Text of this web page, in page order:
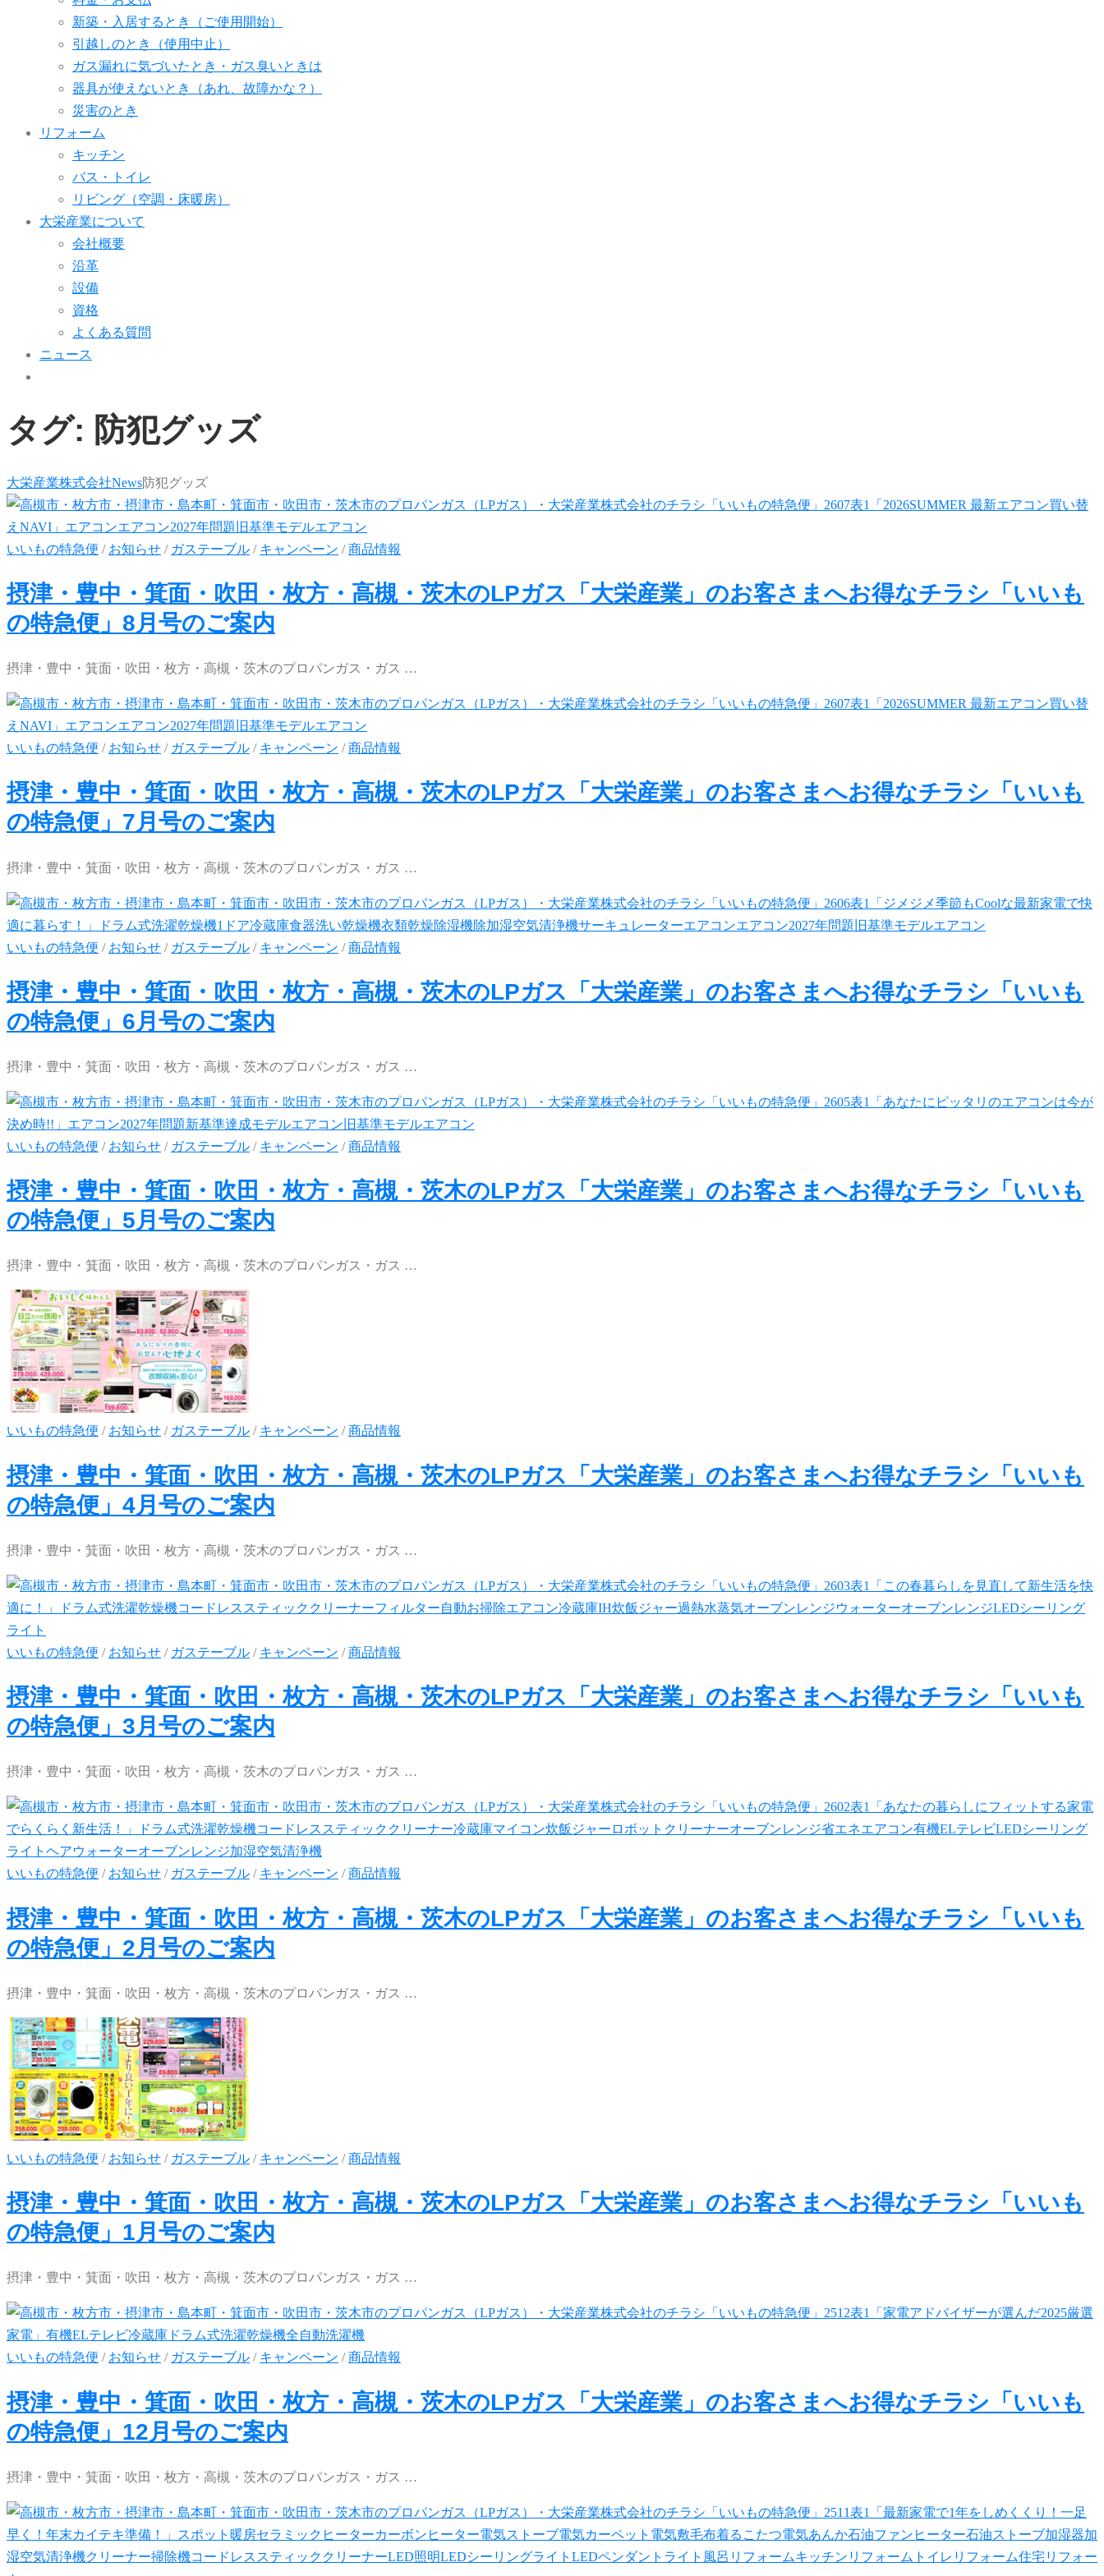
新築・入居するとき（ご使用開始）
引越しのとき（使用中止）
ガス漏れに気づいたとき・ガス臭いときは
器具が使えないとき（あれ、故障かな？）
災害のとき
リフォーム
キッチン
バス・トイレ
リビング（空調・床暖房）
大栄産業について
会社概要
沿革
設備
資格
よくある質問
ニュース
タグ: 防犯グッズ
大栄産業株式会社News防犯グッズ
いいもの特急便 / お知らせ / ガステーブル / キャンペーン /商品情報
摂津・豊中・箕面・吹田・枚方・高槻・茨木のLPガス「大栄産業」のお客さまへお得なチラシ「いいも
の特急便」8月号のご案内
摂津・豊中・箕面・吹田・枚方・高槻・茨木のプロパンガス・ガス …
いいもの特急便 / お知らせ / ガステーブル / キャンペーン /商品情報
摂津・豊中・箕面・吹田・枚方・高槻・茨木のLPガス「大栄産業」のお客さまへお得なチラシ「いいも
の特急便」7月号のご案内
摂津・豊中・箕面・吹田・枚方・高槻・茨木のプロパンガス・ガス …
いいもの特急便 / お知らせ / ガステーブル / キャンペーン /商品情報
摂津・豊中・箕面・吹田・枚方・高槻・茨木のLPガス「大栄産業」のお客さまへお得なチラシ「いいも
の特急便」6月号のご案内
摂津・豊中・箕面・吹田・枚方・高槻・茨木のプロパンガス・ガス …
いいもの特急便 / お知らせ / ガステーブル / キャンペーン /商品情報
摂津・豊中・箕面・吹田・枚方・高槻・茨木のLPガス「大栄産業」のお客さまへお得なチラシ「いいも
の特急便」5月号のご案内
摂津・豊中・箕面・吹田・枚方・高槻・茨木のプロパンガス・ガス …
いいもの特急便 / お知らせ / ガステーブル / キャンペーン / 商品情報
摂津・豊中・箕面・吹田・枚方・高槻・茨木のLPガス「大栄産業」のお客さまへお得なチラシ「いいも
の特急便」4月号のご案内
摂津・豊中・箕面・吹田・枚方・高槻・茨木のプロパンガス・ガス …
いいもの特急便 / お知らせ / ガステーブル / キャンペーン /商品情報
摂津・豊中・箕面・吹田・枚方・高槻・茨木のLPガス「大栄産業」のお客さまへお得なチラシ「いいも
の特急便」3月号のご案内
摂津・豊中・箕面・吹田・枚方・高槻・茨木のプロパンガス・ガス …
いいもの特急便 / お知らせ / ガステーブル / キャンペーン /商品情報
摂津・豊中・箕面・吹田・枚方・高槻・茨木のLPガス「大栄産業」のお客さまへお得なチラシ「いいも
の特急便」2月号のご案内
摂津・豊中・箕面・吹田・枚方・高槻・茨木のプロパンガス・ガス …
いいもの特急便 / お知らせ / ガステーブル / キャンペーン /商品情報
摂津・豊中・箕面・吹田・枚方・高槻・茨木のLPガス「大栄産業」のお客さまへお得なチラシ「いいも
の特急便」1月号のご案内
摂津・豊中・箕面・吹田・枚方・高槻・茨木のプロパンガス・ガス …
いいもの特急便 / お知らせ / ガステーブル / キャンペーン /商品情報
摂津・豊中・箕面・吹田・枚方・高槻・茨木のLPガス「大栄産業」のお客さまへお得なチラシ「いいも
の特急便」12月号のご案内
摂津・豊中・箕面・吹田・枚方・高槻・茨木のプロパンガス・ガス …